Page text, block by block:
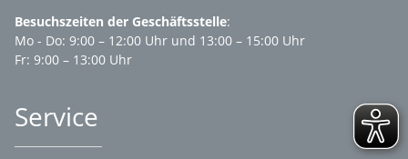
Besuchszeiten der Geschäftsstelle:
Mo - Do: 9:00 – 12:00 Uhr und 13:00 – 15:00 Uhr
Fr: 9:00 – 13:00 Uhr
Service